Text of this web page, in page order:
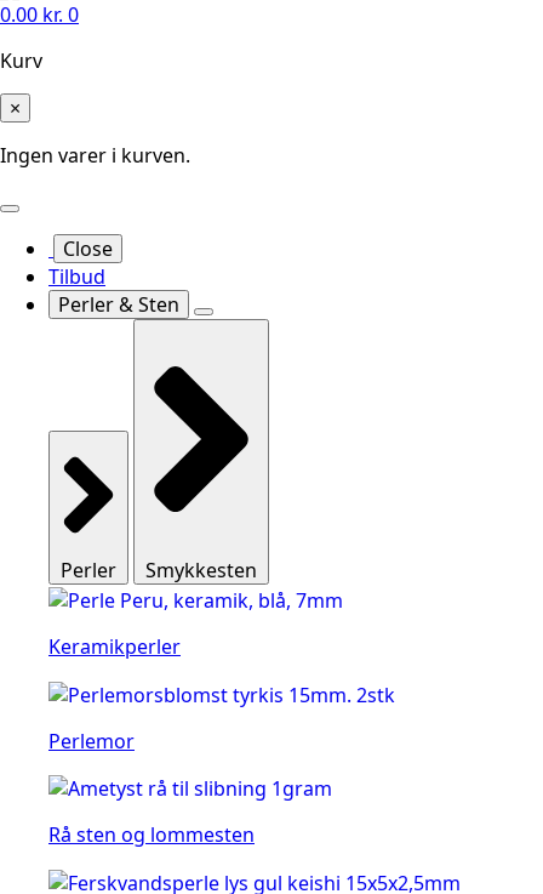
0.00 kr. 0
Kurv
×
Ingen varer i kurven.
Close
Tilbud
Perler & Sten
Perler Smykkesten
Keramikperler
Perlemor
Rå sten og lommesten